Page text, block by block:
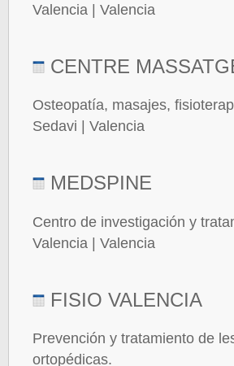
Valencia | Valencia
CENTRE
Osteopatía, masajes,
Sedavi | Valencia
MEDSPINE
Centro de investigación y
Valencia | Valencia
FISIO VALENCIA
Prevención y tratamiento de
ortopédicas.